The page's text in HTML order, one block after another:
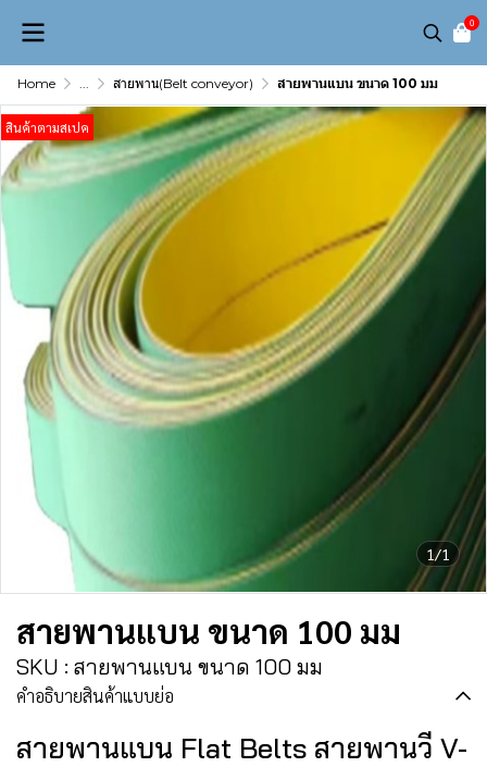
0
Home ... สายพาน(Belt conveyor) สายพานแบน ขนาด 100 มม
1/1
สินค้าตามสเปค
สายพานแบน ขนาด 100 มม
SKU : สายพานแบน ขนาด 100 มม
คำอธิบายสินค้าแบบย่อ
สายพานแบน Flat Belts สายพานวี V-